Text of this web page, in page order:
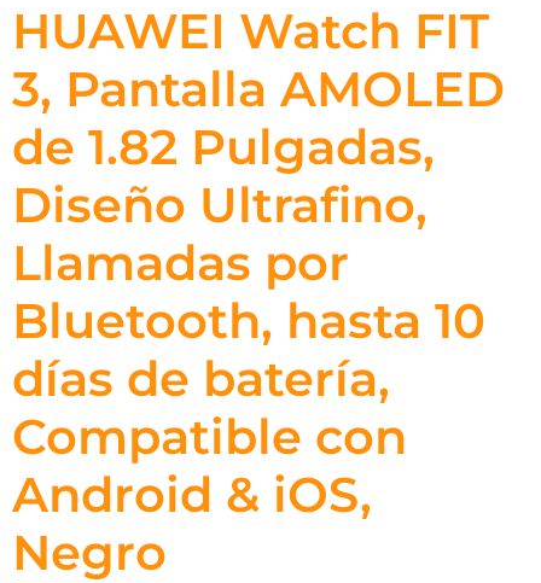
HUAWEI Watch FIT
3, Pantalla AMOLED
de 1.82 Pulgadas,
Diseño Ultrafino,
Llamadas por
Bluetooth, hasta 10
días de batería,
Compatible con
Android & iOS,
Negro